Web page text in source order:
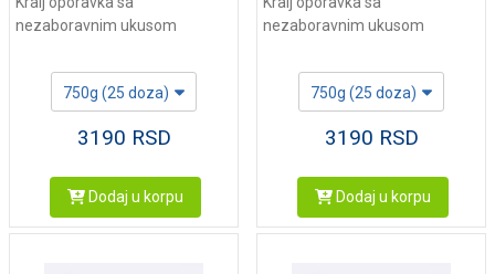
nezaboravnim ukusom
750g (25 doza)
3190 RSD
Dodaj u korpu
nezaboravnim ukusom
750g (25 doza)
3190 RSD
Dodaj u korpu